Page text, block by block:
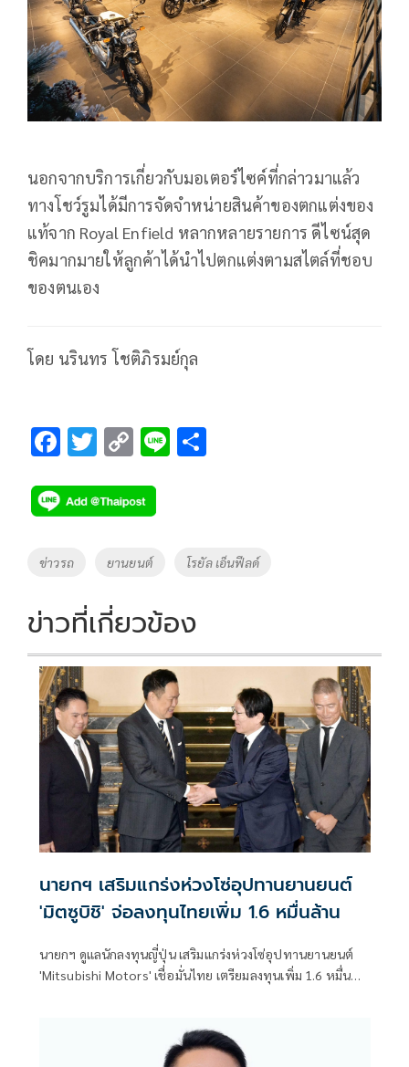
นอกจากบริการเกี่ยวกับมอเตอร์ไซค์ที่กล่าวมาแล้ว
ทางโชว์รูมได้มีการจัดจำหน่ายสินค้าของตกแต่งของ
แท้จาก Royal Enfield หลากหลายรายการ ดีไซน์สุด
ชิคมากมายให้ลูกค้าได้นำไปตกแต่งตามสไตล์ที่ชอบ
ของตนเอง
โดย นรินทร โชติภิรมย์กุล
F
e
b
o
k
T
tt
er
C
p
y
Li
k
Li
Tags
ข่าวรถ ยานยนต์ โรยัล เอ็นฟีลด์
ข่าวที่เกี่ยวข้อง
นายกฯ เสริมแกร่งห่วงโซ่อุปทานยานยนต์
'มิตซูบิชิ' จ่อลงทุนไทยเพิ่ม 1.6 หมื่นล้าน
นายกฯ ดูแลนักลงทุนญี่ปุ่น เสริมแกร่งห่วงโซ่อุปทานยานยนต์
'Mitsubishi Motors' เชื่อมั่นไทย เตรียมลงทุนเพิ่ม 1.6 หมื่น